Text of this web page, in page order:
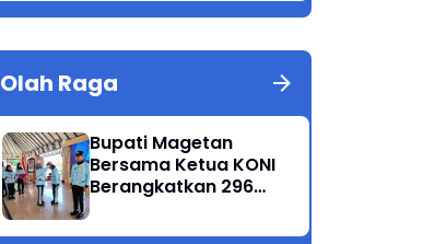
Olah Raga
Bupati Magetan
Bersama Ketua KONI
Berangkatkan 296
Jatim 2025